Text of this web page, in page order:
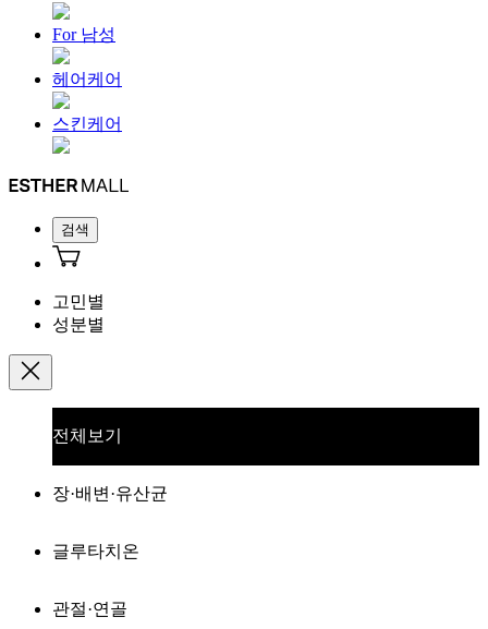
For 남성
헤어케어
스킨케어
검색
고민별
성분별
전체보기
장·배변·유산균
글루타치온
관절·연골